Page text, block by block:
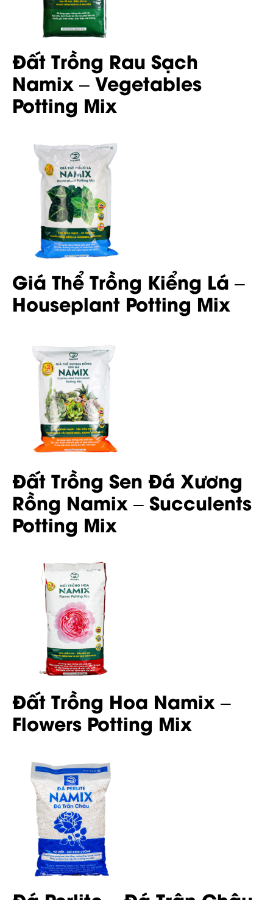
Đất Trồng Rau Sạch
Namix – Vegetables
Potting Mix
Giá Thể Trồng Kiểng Lá –
Houseplant Potting Mix
Đất Trồng Sen Đá Xương
Rồng Namix – Succulents
Potting Mix
Đất Trồng Hoa Namix –
Flowers Potting Mix